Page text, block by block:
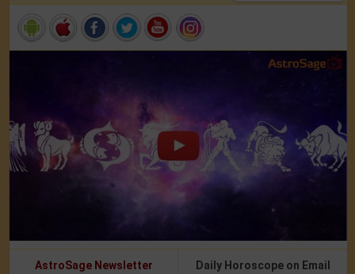
AstroSage Newsletter Daily Horoscope on Email